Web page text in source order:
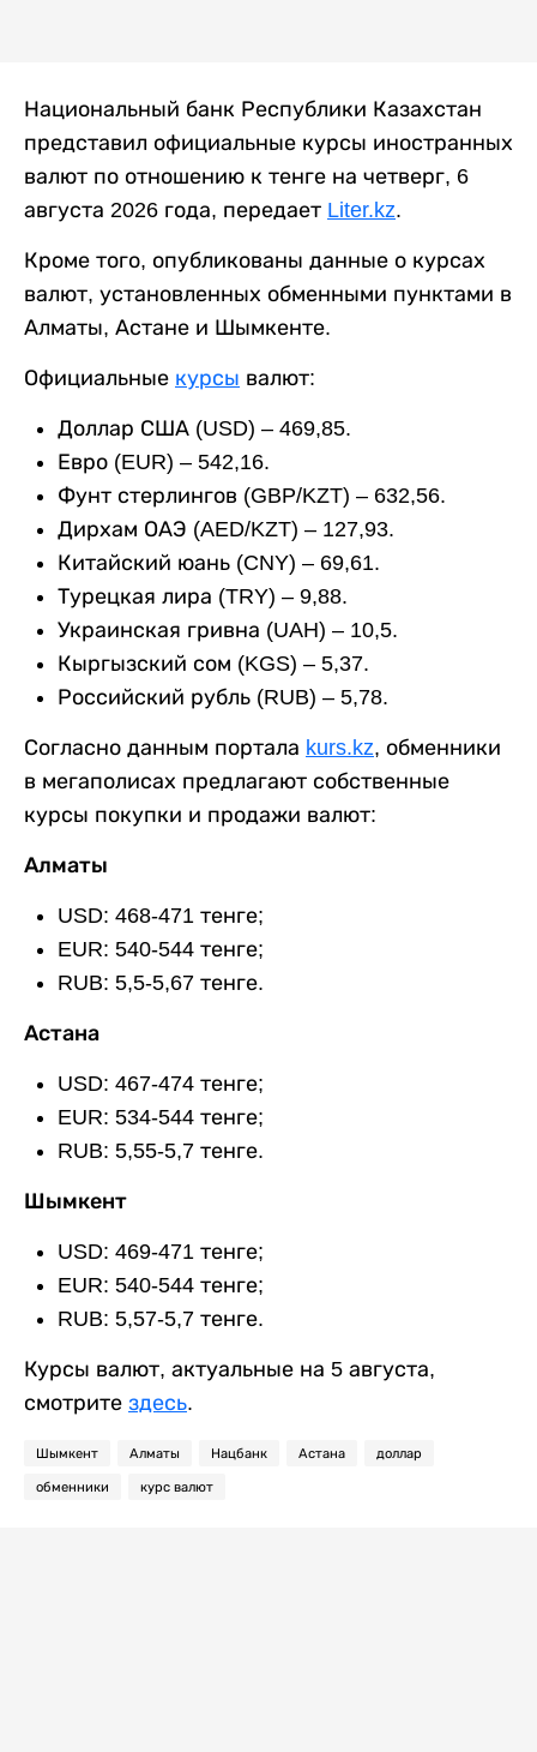
Национальный банк Республики Казахстан
представил официальные курсы иностранных
валют по отношению к тенге на четверг, 6
августа 2026 года, передает Liter.kz.
Кроме того, опубликованы данные о курсах
валют, установленных обменными пунктами в
Алматы, Астане и Шымкенте.
Официальные курсы валют:
Доллар США (USD) – 469,85.
Евро (EUR) – 542,16.
Фунт стерлингов (GBP/KZT) – 632,56.
Дирхам ОАЭ (AED/KZT) – 127,93.
Китайский юань (CNY) – 69,61.
Турецкая лира (TRY) – 9,88.
Украинская гривна (UAH) – 10,5.
Кыргызский сом (KGS) – 5,37.
Российский рубль (RUB) – 5,78.
Согласно данным портала kurs.kz, обменники
в мегаполисах предлагают собственные
курсы покупки и продажи валют:
Алматы
USD: 468-471 тенге;
EUR: 540-544 тенге;
RUB: 5,5-5,67 тенге.
Астана
USD: 467-474 тенге;
EUR: 534-544 тенге;
RUB: 5,55-5,7 тенге.
Шымкент
USD: 469-471 тенге;
EUR: 540-544 тенге;
RUB: 5,57-5,7 тенге.
Курсы валют, актуальные на 5 августа,
смотрите здесь.
Шымкент Алматы Нацбанк Астана доллар
обменники курс валют